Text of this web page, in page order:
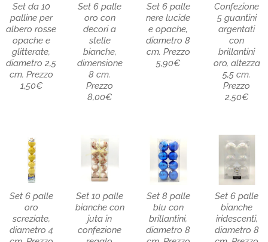
Set da 10
palline per
albero rosse
opache e
glitterate,
diametro 2,5
cm. Prezzo
1,50€
Set 6 palle
oro con
decori a
stelle
bianche,
dimensione
8 cm.
Prezzo
8,00€
Set 6 palle
nere lucide
e opache,
diametro 8
cm. Prezzo
5,90€
Confezione
5 guantini
argentati
con
brillantini
oro, altezza
5,5 cm.
Prezzo
2,50€
Set 6 palle
oro
screziate,
diametro 4
Set 10 palle
bianche con
juta in
confezione
Set 8 palle
blu con
brillantini,
diametro 8
Set 6 palle
bianche
iridescenti,
diametro 8